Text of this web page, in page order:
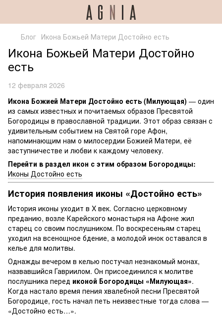
Блог Икона Божьей Матери Достойно есть
Икона Божьей Матери Достойно
есть
12 февраля 2026
Икона Божией Матери Достойно есть (Милующая) — один
из самых известных и почитаемых образов Пресвятой
Богородицы в православной традиции. Этот образ связан с
удивительным событием на Святой горе Афон,
напоминающим нам о милосердии Божией Матери, её
заступничестве и любви к каждому человеку.
Перейти в раздел икон с этим образом Богородицы:
Иконы Достойно есть
История появления иконы «Достойно есть»
История иконы уходит в X век. Согласно церковному
преданию, возле Карейского монастыря на Афоне жил
старец со своим послушником. По воскресеньям старец
уходил на всенощное бдение, а молодой инок оставался в
келье для молитвы.
Однажды вечером в келью постучал незнакомый монах,
назвавшийся Гавриилом. Он присоединился к молитве
послушника перед иконой Богородицы «Милующая».
Когда настало время пения хвалебной песни Пресвятой
Богородице, гость начал петь неизвестные тогда слова —
«Достойно есть…».